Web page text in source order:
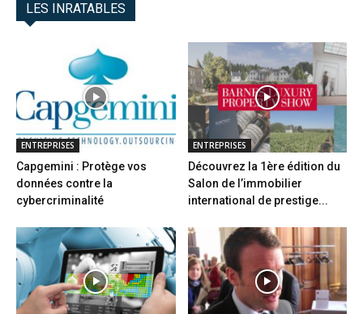
LES INRATABLES
ENTREPRISES
Capgemini : Protège vos
données contre la
cybercriminalité
ENTREPRISES
Découvrez la 1ère édition du
Salon de l’immobilier
international de prestige...